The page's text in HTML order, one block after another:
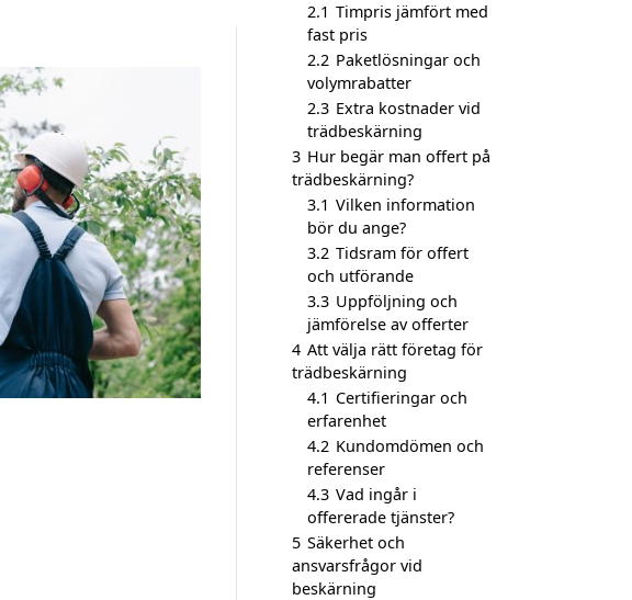
2.1 Timpris jämfört med
fast pris
2.2 Paketlösningar och
volymrabatter
2.3 Extra kostnader vid
trädbeskärning
3 Hur begär man offert på
trädbeskärning?
3.1 Vilken information
bör du ange?
3.2 Tidsram för offert
och utförande
3.3 Uppföljning och
jämförelse av offerter
4 Att välja rätt företag för
trädbeskärning
4.1 Certifieringar och
erfarenhet
4.2 Kundomdömen och
referenser
4.3 Vad ingår i
offererade tjänster?
5 Säkerhet och
ansvarsfrågor vid
beskärning